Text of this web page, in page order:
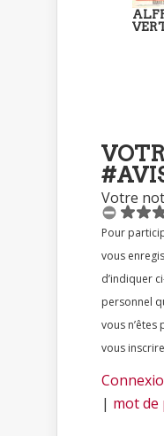
Votre
Pour participer à ce forum,
vous
d’indiquer
personnel qui vous
vous n’êtes
vous
| mot de